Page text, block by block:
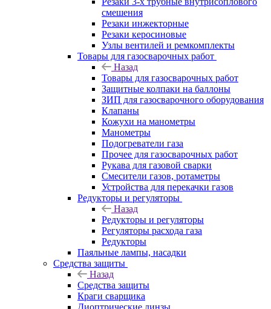
смешения
Резаки инжекторные
Резаки керосиновые
Узлы вентилей и ремкомплекты
Товары для газосварочных работ
Назад
Товары для газосварочных работ
Защитные колпаки на баллоны
ЗИП для газосварочного оборудования
Клапаны
Кожухи на манометры
Манометры
Подогреватели газа
Прочее для газосварочных работ
Рукава для газовой сварки
Смесители газов, ротаметры
Устройства для перекачки газов
Редукторы и регуляторы
Назад
Редукторы и регуляторы
Регуляторы расхода газа
Редукторы
Паяльные лампы, насадки
Средства защиты
Назад
Средства защиты
Краги сварщика
Диоптрические линзы